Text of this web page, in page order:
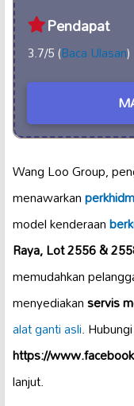
Pendapat
3.7/5 (Baca Ulasan)
Wang Loo Group,
menawarkan
model kenderaan
Raya, Lot 2556 &
memudahkan
menyediakanservis
alat ganti asli. Hubungi
https://
lanjut.